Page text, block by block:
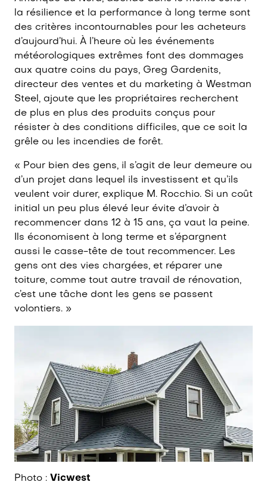
la résilience et la performance à long terme sont
des critères incontournables pour les acheteurs
d’aujourd’hui. À l’heure où les événements
météorologiques extrêmes font des dommages
aux quatre coins du pays, Greg Gardenits,
directeur des ventes et du marketing à Westman
Steel, ajoute que les propriétaires recherchent
de plus en plus des produits conçus pour
résister à des conditions difficiles, que ce soit la
grêle ou les incendies de forêt.
« Pour bien des gens, il s’agit de leur demeure ou
d’un projet dans lequel ils investissent et qu’ils
veulent voir durer, explique M. Rocchio. Si un coût
initial un peu plus élevé leur évite d’avoir à
recommencer dans 12 à 15 ans, ça vaut la peine.
Ils économisent à long terme et s’épargnent
aussi le casse-tête de tout recommencer. Les
gens ont des vies chargées, et réparer une
toiture, comme tout autre travail de rénovation,
c’est une tâche dont les gens se passent
volontiers. »
Photo : Vicwest